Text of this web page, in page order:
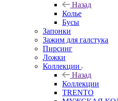
Назад
Колье
Бусы
Запонки
Зажим для галстука
Пирсинг
Ложки
Коллекции
Назад
Коллекции
TRENTO